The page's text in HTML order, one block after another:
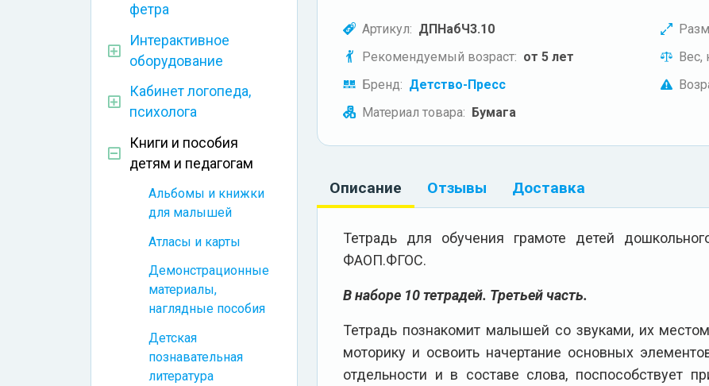
фетра
Интерактивное
оборудование
Кабинет логопеда,
психолога
Книги и пособия
детям и педагогам
Альбомы и книжки
для малышей
Атласы и карты
Демонстрационные
материалы,
наглядные пособия
Детская
познавательная
литература
Артикул: ДПНабЧ3.10
Рекомендуемый возраст: от 5 лет
Бренд: Детство-Пресс
Материал товара: Бумага
Вес,
Описание Отзывы Доставка
Тетрадь для обучения грамоте детей
ФАОП.ФГОС.
В наборе 10 тетрадей. Третьей часть.
Тетрадь познакомит малышей со звуками, их
моторику и освоить начертание основных
отдельности и в составе слова, поспособствует